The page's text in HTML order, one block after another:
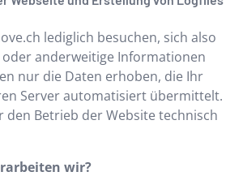
lediglich besuchen, sich also
anderweitige Informationen
nur die Daten erhoben, die Ihr
Server automatisiert übermittelt.
den Betrieb der Website technisch
wir?